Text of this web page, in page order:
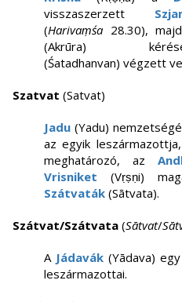
visszaszerzett
(Harivaṃśa 28.30),
(Akrūra)
(Śatadhanvan) végzett
Szatvat (Satvat)
Jadu (Yadu)
az egyik
meghatározó, az
Vrisniket (Vṛṣṇi)
Szátvaták (Sātvata).
Szátvat/Szátvata (Sātvat/
A Jádavák (Yādava)
leszármazottai.